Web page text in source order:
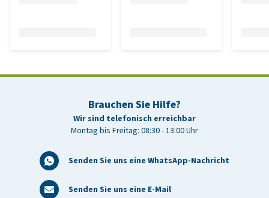
Brauchen Sie Hilfe?
Wir sind telefonisch erreichbar
Montag bis Freitag: 08:30 - 13:00 Uhr
Senden Sie uns eine WhatsApp-Nachricht
Senden Sie uns eine E-Mail